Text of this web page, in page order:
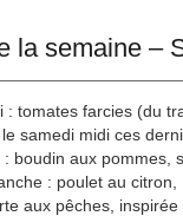
la semaine –
: tomates farcies (du
samedi midi ces
: boudin aux pommes,
: poulet au
aux pêches,